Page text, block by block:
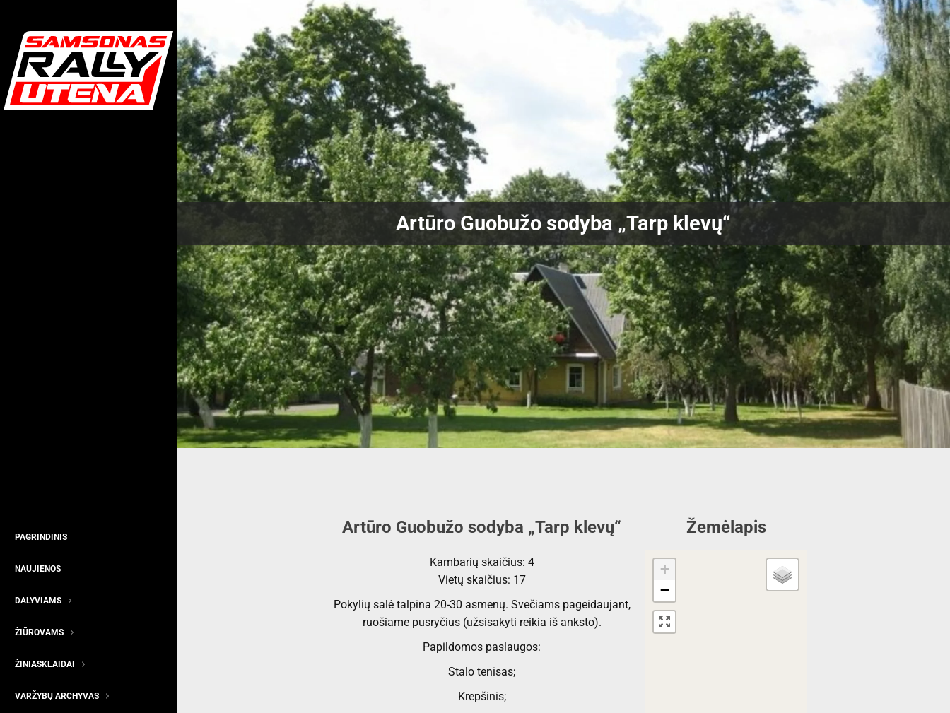
PAGRINDINIS
NAUJIENOS
DALYVIAMS
ŽIŪROVAMS
ŽINIASKLAIDAI
VARŽYBŲ ARCHYVAS
Artūro Guobužo sodyba „Tarp klevų“
Artūro Guobužo sodyba „Tarp klevų“
Kambarių skaičius: 4
Vietų skaičius: 17
Pokylių salė talpina 20-30 asmenų. Svečiams pageidaujant,
ruošiame pusryčius (užsisakyti reikia iš anksto).
Papildomos paslaugos:
Stalo tenisas;
Krepšinis;
Žemėlapis
+
−